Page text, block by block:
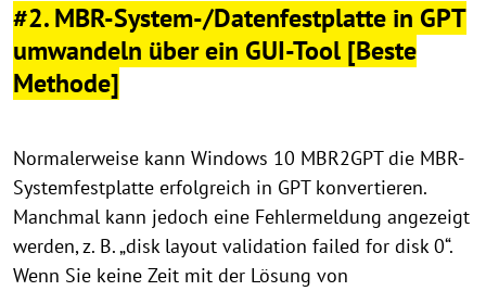
#2. MBR-System-/Datenfestplatte in GPT
umwandeln über ein GUI-Tool [Beste
Methode]
Normalerweise kann Windows 10 MBR2GPT die MBR-
Systemfestplatte erfolgreich in GPT konvertieren.
Manchmal kann jedoch eine Fehlermeldung angezeigt
werden, z. B. „disk layout validation failed for disk 0“.
Wenn Sie keine Zeit mit der Lösung von